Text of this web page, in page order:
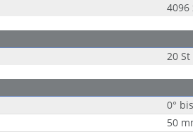
4096
20 St
0°
50